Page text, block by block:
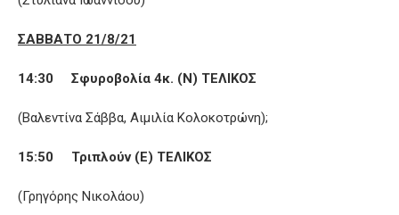
ΣΑΒΒΑΤΟ 21/8/21
14:30 Σφυροβολία 4κ. (Ν) ΤΕΛΙΚΟΣ
(Βαλεντίνα Σάββα, Αιμιλία Κολοκοτρώνη);
15:50 Τριπλούν (Ε) ΤΕΛΙΚΟΣ
(Γρηγόρης Νικολάου)